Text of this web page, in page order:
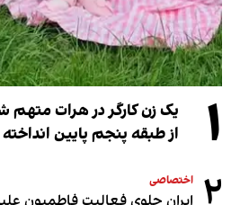
۱
یک زن کارگر در هرات متهم
از طبقه پنجم پایین
اختصاصی